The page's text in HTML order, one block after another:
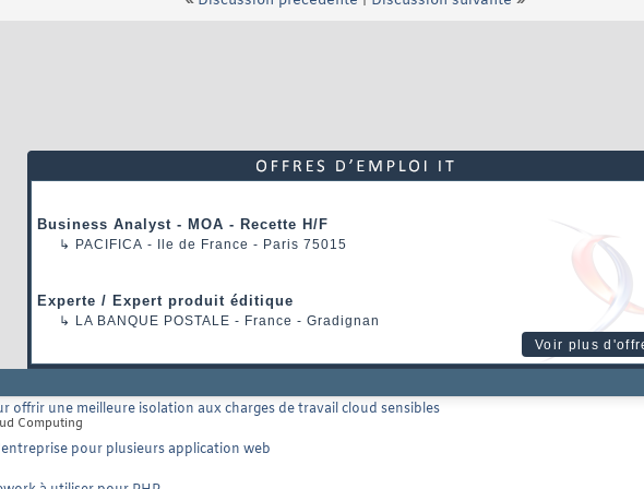
Business Analyst - MOA - Recette H/F
↳ PACIFICA - Ile de France - Paris 75015
Experte / Expert produit éditique
↳ LA BANQUE POSTALE - France - Gradignan
Voir plus
offrir une meilleure isolation aux charges de travail cloud sensibles
Computing
pour plusieurs application web